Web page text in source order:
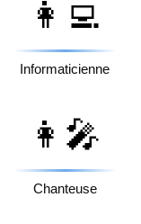
👩‍💻
Informaticienne
👩‍🎤
Chanteuse